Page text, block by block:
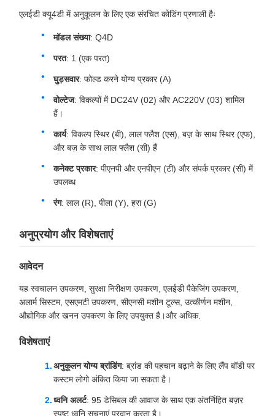
एलईडी क्यू4डी में अनुकूलन के लिए एक संरचित कोडिंग प्रणाली हैः
मॉडल संख्या: Q4D
परत: 1 (एक परत)
घुड़सवार: फोल्ड करने योग्य प्रकार (A)
वोल्टेज: विकल्पों में DC24V (02) और AC220V (03) शामिल
हैं।
कार्य: विकल्प स्थिर (बी), लाल फ्लैश (एस), बज़ के साथ स्थिर (एफ),
और बज़ के साथ लाल फ्लैश (सी) हैं
कनेक्ट प्रकार: पीएनपी और एनपीएन (टी) और संपर्क प्रकार (सी) में
उपलब्ध
रंग: लाल (R), पीला (Y), हरा (G)
अनुप्रयोग और विशेषताएं
आवेदन
यह स्वचालन उपकरण, सुरक्षा निरीक्षण उपकरण, एलईडी पैकेजिंग उपकरण,
अलार्म सिस्टम, एसएमटी उपकरण, सीएनसी मशीन टूल्स, उत्कीर्णन मशीन,
औद्योगिक और खनन उपकरण के लिए उपयुक्त है।और अधिक.
विशेषताएं
अनुकूलन योग्य ब्रांडिंग: ब्रांड की पहचान बढ़ाने के लिए लैंप बॉडी पर
कस्टम लोगो अंकित किया जा सकता है।
ध्वनि अलर्ट: 95 डेसिबल की आवाज के साथ एक अंतर्निहित बज़र
स्पष्ट ध्वनि सूचनाएं प्रदान करता है।